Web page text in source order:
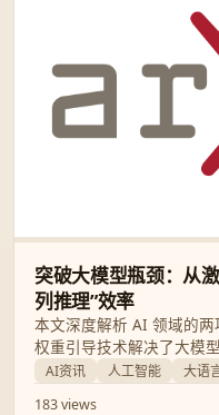
突破大模型瓶颈：从
列推理”效率
本文深度解析 AI 领域的
权重引导技术解决了大模
感；而 Kara 则通过创新的
效率。
AI资讯 人工智能
大语
183 views